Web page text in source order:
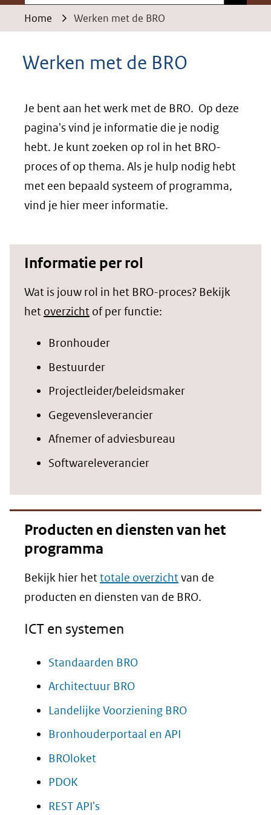
Home Werken met de BRO
Werken met de BRO
Je bent aan het werk met de BRO. Op deze
pagina's vind je informatie die je nodig
hebt. Je kunt zoeken op rol in het BRO-
proces of op thema. Als je hulp nodig hebt
met een bepaald systeem of programma,
vind je hier meer informatie.
Informatie per rol
Wat is jouw rol in het BRO-proces? Bekijk
het overzicht of per functie:
Bronhouder
Bestuurder
Projectleider/beleidsmaker
Gegevensleverancier
Afnemer of adviesbureau
Softwareleverancier
Producten en diensten van het
programma
Bekijk hier het totale overzicht van de
producten en diensten van de BRO.
ICT en systemen
Standaarden BRO
Architectuur BRO
Landelijke Voorziening BRO
Bronhouderportaal en API
BROloket
PDOK
REST API's